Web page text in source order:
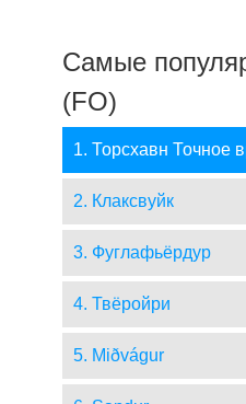
Самые
(FO)
1. Торсхавн Точное
2. Клаксвуйк
3. Фуглафьёрдур
4. Твёройри
5. Miðvágur